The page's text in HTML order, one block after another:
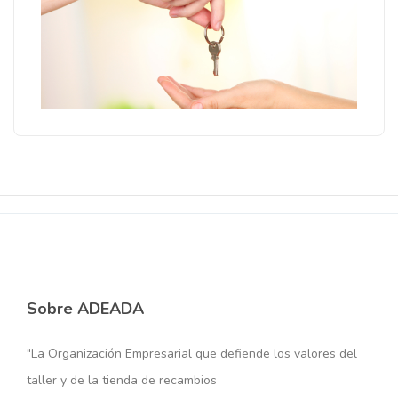
Sobre ADEADA
"La Organización Empresarial que defiende los valores del
taller y de la tienda de recambios